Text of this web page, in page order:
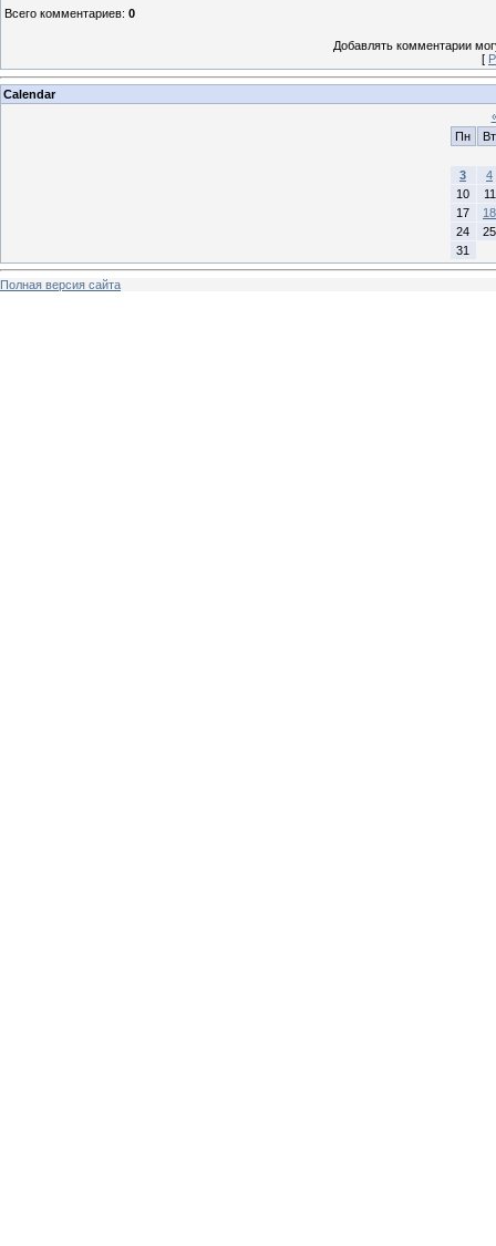
Всего комментариев: 0
Добавлять комментарии
[
Calendar
Пн
Вт
3
4
10
11
17
18
24
25
31
Полная версия сайта